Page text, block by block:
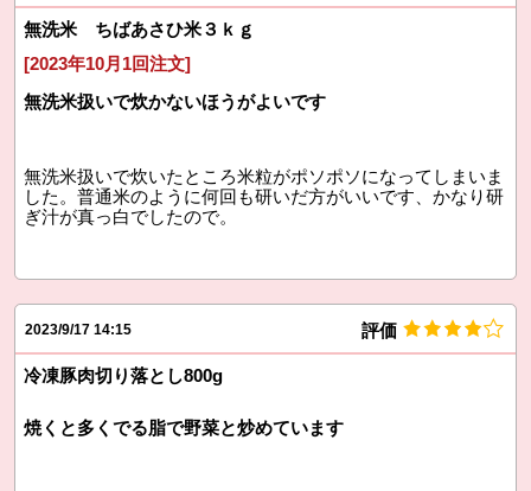
無洗米 ちばあさひ米３ｋｇ
[2023年10月1回注文]
無洗米扱いで炊かないほうがよいです
無洗米扱いで炊いたところ米粒がポソポソになってしまいま
した。普通米のように何回も研いだ方がいいです、かなり研
ぎ汁が真っ白でしたので。
2023/9/17 14:15 評価
冷凍豚肉切り落とし800g
焼くと多くでる脂で野菜と炒めています